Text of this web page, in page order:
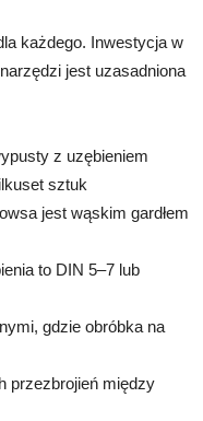
każdego. Inwestycja w
jest uzasadniona
z uzębieniem
sztuk
jest wąskim gardłem
to DIN 5–7 lub
gdzie obróbka na
przezbrojień między